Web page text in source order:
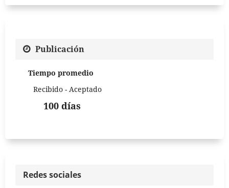
Publicación
Tiempo promedio
Recibido - Aceptado
100 días
Redes sociales